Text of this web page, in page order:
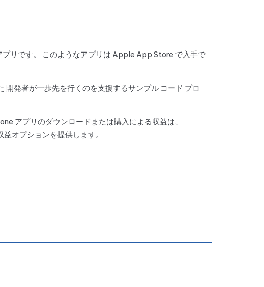
リです。 このようなアプリは Apple App Store で入手で
発者が一歩先を行くのを支援するサンプル コード プロ
アプリのダウンロードまたは購入による収益は、
オプションを提供します。